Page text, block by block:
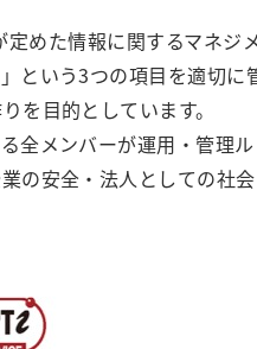
めた情報に関するマネジ
という3つの項目を適切に
を目的としています。
全メンバーが運用・管理ル
の安全・法人としての社会